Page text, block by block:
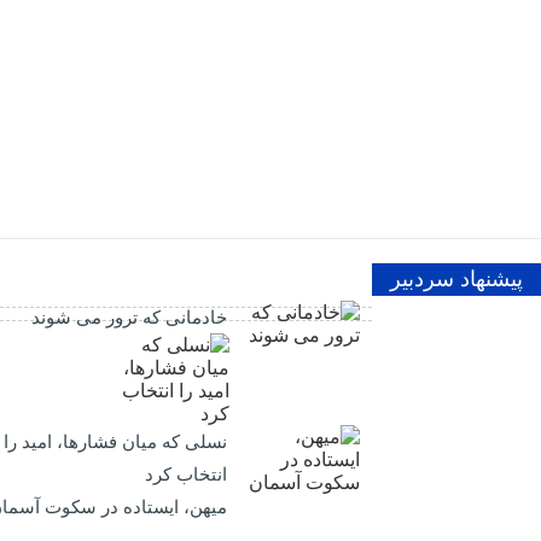
پیشنهاد سردبیر
خادمانی که ترور می شوند
نسلی که میان فشارها، امید را
انتخاب کرد
میهن، ایستاده در سکوت